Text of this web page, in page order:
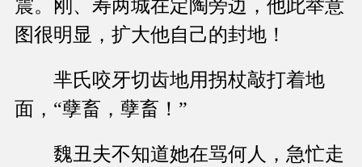
震。刚、寿两城在定陶旁边，他此举意
图很明显，扩大他自己的封地！
芈氏咬牙切齿地用拐杖敲打着地
面，“孽畜，孽畜！”
魏丑夫不知道她在骂何人，急忙走